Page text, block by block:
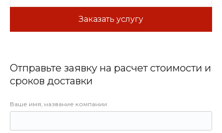
Заказать услугу
Отправьте заявку на расчет стоимости и
сроков доставки
Ваше имя, название компании